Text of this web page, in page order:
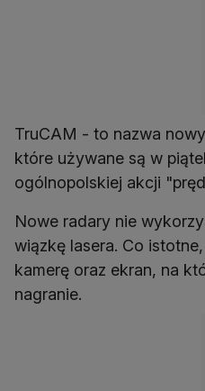
TruCAM - to nazwa
które używane są w
ogólnopolskiej akcji
Nowe radary nie
wiązkę lasera. Co
kamerę oraz ekran, na
nagranie.